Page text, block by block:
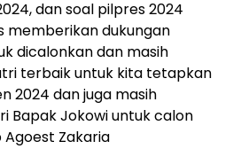
dan soal pilpres 2024
memberikan dukungan
dicalonkan dan masih
terbaik untuk kita tetapkan
2024 dan juga masih
Bapak Jokowi untuk calon
Agoest Zakaria